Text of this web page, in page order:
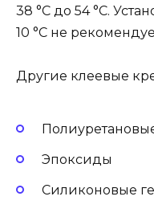
38 °C до 54 °C.
10 °C не
Другие клеевые
Эпоксиды
Силиконовые